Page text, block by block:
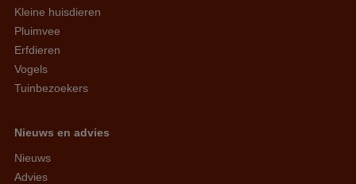
Kleine huisdieren
Pluimvee
Erfdieren
Vogels
Tuinbezoekers
Nieuws en advies
Nieuws
Advies